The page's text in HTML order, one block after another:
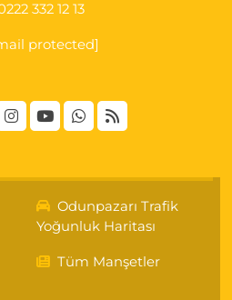
332 12 13
protected]
Odunpazarı Trafik
Yoğunluk Haritası
Tüm Manşetler